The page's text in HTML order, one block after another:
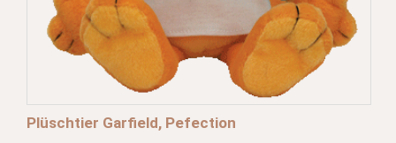
Plüschtier Garfield, Pefection